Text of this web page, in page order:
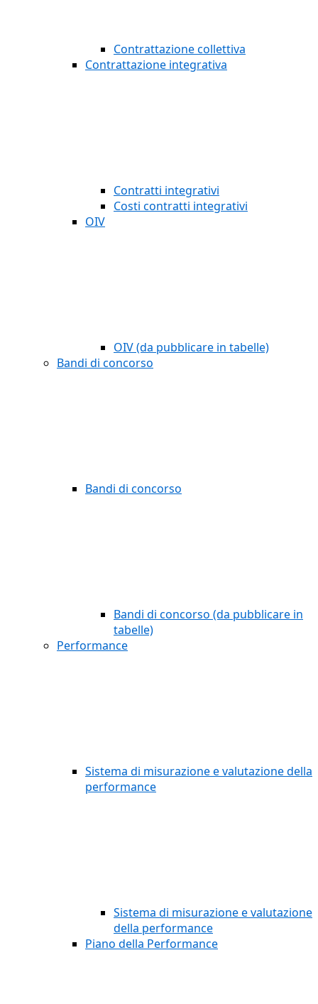
Contrattazione collettiva
Contrattazione integrativa
Contratti integrativi
Costi contratti integrativi
OIV
OIV (da pubblicare in tabelle)
Bandi di concorso
Bandi di concorso
Bandi di concorso (da pubblicare in
tabelle)
Performance
Sistema di misurazione e valutazione della
performance
Sistema di misurazione e valutazione
della performance
Piano della Performance